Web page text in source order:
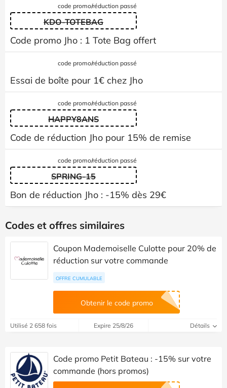
code promo/réduction passé
KDO-TOTEBAG
Code promo Jho : 1 Tote Bag offert
code promo/réduction passé
Essai de boîte pour 1€ chez Jho
code promo/réduction passé
HAPPY8ANS
Code de réduction Jho pour 15% de remise
code promo/réduction passé
SPRING-15
Bon de réduction Jho : -15% dès 29€
Codes et offres similaires
Coupon Mademoiselle Culotte pour 20% de
réduction sur votre commande
OFFRE CUMULABLE
Obtenir le code promo
Utilisé 2 658 fois Expire 25/8/26 Détails
Code promo Petit Bateau : -15% sur votre
commande (hors promos)